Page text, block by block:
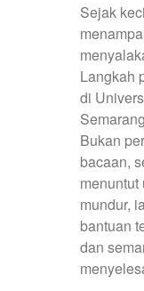
Sejak
Langkah
di
Bukan
bacaan,
mundur,
bantuan
dan